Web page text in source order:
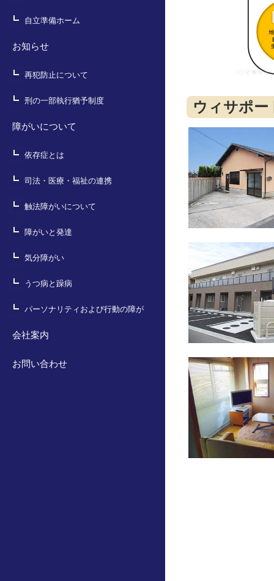
ウィサポー
自立準備ホーム
お知らせ
再犯防止について
刑の一部執行猶予制度
障がいについて
依存症とは
司法・医療・福祉の連携
触法障がいについて
障がいと発達
気分障がい
うつ病と躁病
パーソナリティおよび行動の障が
会社案内
お問い合わせ